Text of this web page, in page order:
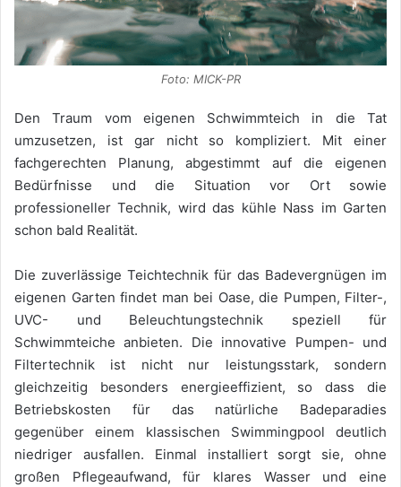
Foto: MICK-PR
Den Traum vom eigenen Schwimmteich in die Tat
umzusetzen, ist gar nicht so kompliziert. Mit einer
fachgerechten Planung, abgestimmt auf die eigenen
Bedürfnisse und die Situation vor Ort sowie
professioneller Technik, wird das kühle Nass im Garten
schon bald Realität.
Die zuverlässige Teichtechnik für das Badevergnügen im
eigenen Garten findet man bei Oase, die Pumpen, Filter-,
UVC- und Beleuchtungstechnik speziell für
Schwimmteiche anbieten. Die innovative Pumpen- und
Filtertechnik ist nicht nur leistungsstark, sondern
gleichzeitig besonders energieeffizient, so dass die
Betriebskosten für das natürliche Badeparadies
gegenüber einem klassischen Swimmingpool deutlich
niedriger ausfallen. Einmal installiert sorgt sie, ohne
großen Pflegeaufwand, für klares Wasser und eine